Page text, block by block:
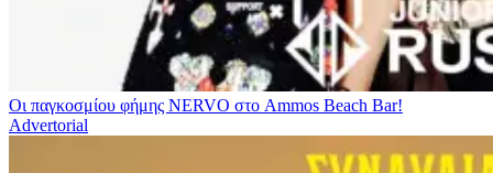
Οι παγκοσμίου φήμης NERVO στο Ammos Beach Bar!
Advertorial